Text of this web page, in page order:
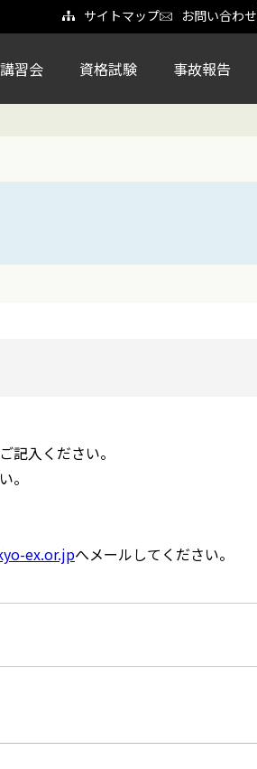
サイトマップ お問い合わせ
習会 資格試験 事故報告
記入ください。
。
ex.or.jpへメールしてください。